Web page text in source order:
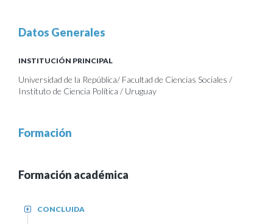
Datos Generales
INSTITUCIÓN PRINCIPAL
Universidad de la República/ Facultad de Ciencias Sociales /
Instituto de Ciencia Política / Uruguay
Formación
Formación académica
CONCLUIDA
+